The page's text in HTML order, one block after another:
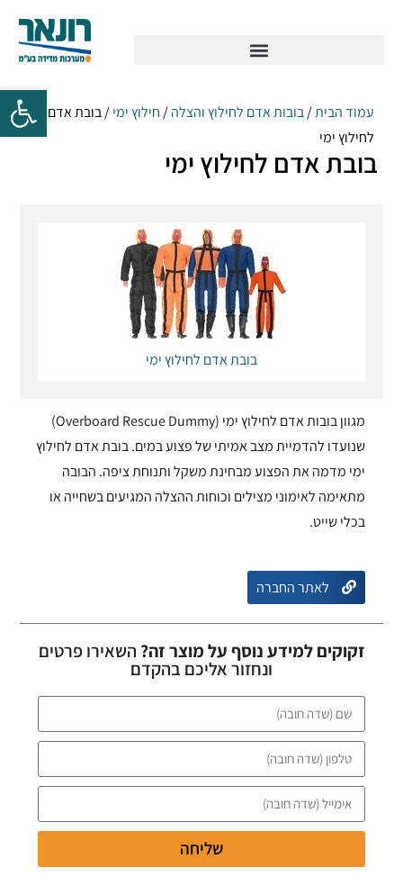
עמוד הבית/בובות אדם לחילוץ והצלה/ חילוץ ימי/ בובת אדם
לחילוץ ימי
בובת אדם לחילוץ ימי
בובת אדם לחילוץ ימי
מגוון בובות אדם לחילוץ ימי (Overboard Rescue Dummy)
שנועדו להדמיית מצב אמיתי של פצוע במים. בובת אדם לחילוץ
ימי מדמה את הפצוע מבחינת משקל ותנוחת ציפה. הבובה
מתאימה לאימוני מצילים וכוחות ההצלה המגיעים בשחייה או
בכלי שייט.
לאתר החברה
זקוקים למידע נוסף על מוצר זה? השאירו פרטים
ונחזור אליכם בהקדם
שליחה